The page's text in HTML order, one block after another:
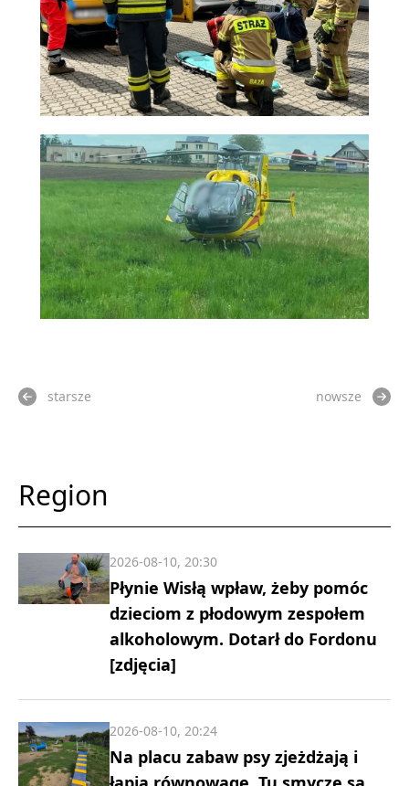
starsze nowsze
Region
Płynie Wisłą wpław, żeby pomóc
dzieciom z płodowym zespołem
alkoholowym. Dotarł do Fordonu
[zdjęcia]
2026-08-10, 20:30
Na placu zabaw psy zjeżdżają i
2026-08-10, 20:24